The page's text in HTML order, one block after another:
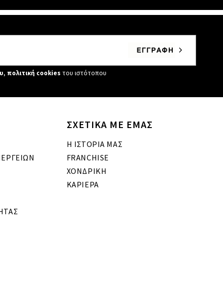
, πολιτική cookies του ιστότοπου
ΣΧΕΤΙΚΑ ΜΕ ΕΜΑΣ
Η ΙΣΤΟΡΙΑ ΜΑΣ
FRANCHISE
ΧΟΝΔΡΙΚΗ
ΚΑΡΙΕΡΑ